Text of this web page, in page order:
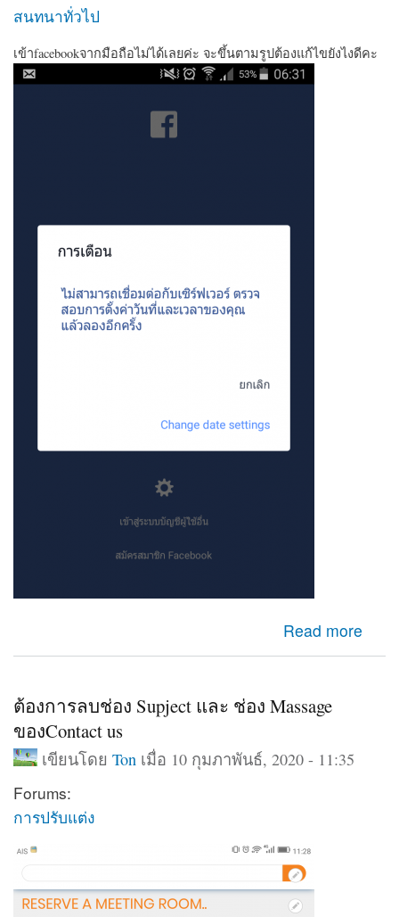
สนทนาทั่วไป
เข้าfacebookจากมือถือไม่ได้เลยค่ะ จะขึ้นตามรูปต้องแก้ไขยังไงดีคะ
Read more
ต้องการลบช่อง Supject และ ช่อง Massage
ของContact us
เขียนโดย Ton เมื่อ 10 กุมภาพันธ์, 2020 - 11:35
Forums:
การปรับแต่ง